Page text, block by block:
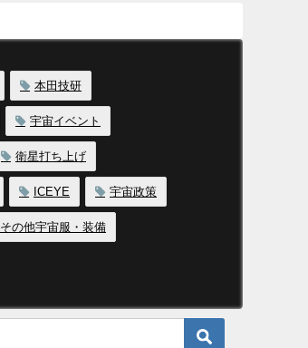
本田技研
宇宙イベント
衛星打ち上げ
ICEYE 宇宙政策
その他宇宙服・装備